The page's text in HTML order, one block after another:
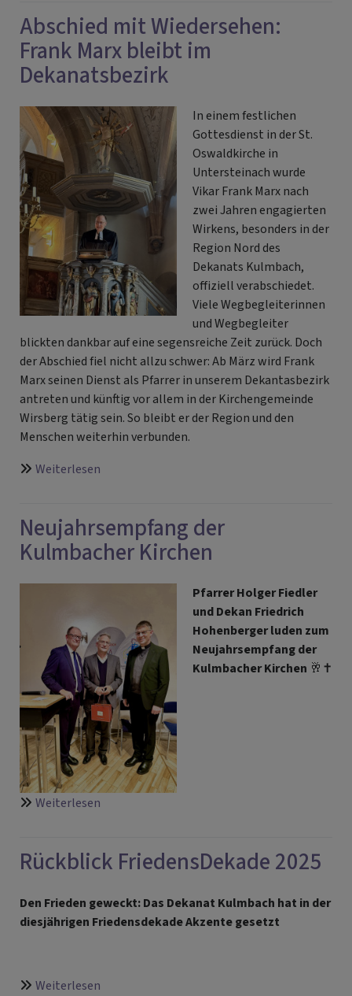
go
Abschied mit Wiedersehen:
Frank Marx bleibt im
Dekanatsbezirk
In einem festlichen
Gottesdienst in der St.
Oswaldkirche in
Untersteinach wurde
Vikar Frank Marx nach
zwei Jahren engagierten
Wirkens, besonders in der
Region Nord des
Dekanats Kulmbach,
offiziell verabschiedet.
Viele Wegbegleiterinnen
und Wegbegleiter
blickten dankbar auf eine segensreiche Zeit zurück. Doch
der Abschied fiel nicht allzu schwer: Ab März wird Frank
Marx seinen Dienst als Pfarrer in unserem Dekantasbezirk
antreten und künftig vor allem in der Kirchengemeinde
Wirsberg tätig sein. So bleibt er der Region und den
Menschen weiterhin verbunden.
Weiterlesen
Wiedersehen:
Frank
Marx
bleibt
Dekanatsbezirk
Neujahrsempfang der
Kulmbacher Kirchen
Pfarrer Holger Fiedler
und Dekan Friedrich
Hohenberger luden zum
Neujahrsempfang der
Kulmbacher Kirchen 🥂✝️
Weiterlesen
Kulmbacher
Rückblick FriedensDekade 2025
Den Frieden geweckt: Das Dekanat Kulmbach hat in der
diesjährigen Friedensdekade Akzente gesetzt
Weiterlesen